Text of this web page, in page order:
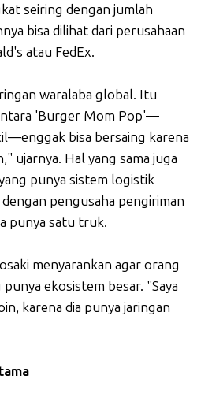
seiring dengan jumlah
bisa dilihat dari perusahaan
atau FedEx.
waralaba global. Itu
'Burger Mom Pop'—
bisa bersaing karena
ujarnya. Hal yang sama juga
punya sistem logistik
pengusaha pengiriman
punya satu truk.
menyarankan agar orang
ekosistem besar. "Saya
karena dia punya jaringan